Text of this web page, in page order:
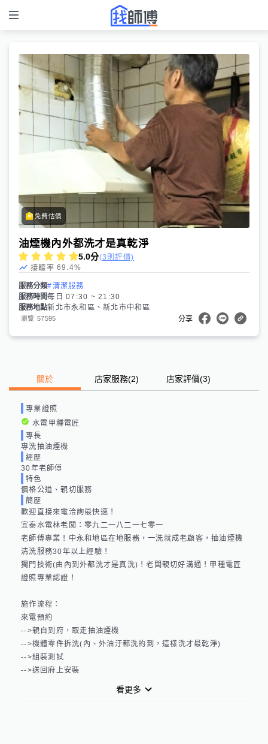
免費估價
油煙機內外都洗才是真乾淨
5.0分(3則評價)
接聽率 69.4%
服務分類#清潔服務
服務時間每日 07:30 ~ 21:30
服務地點新北市永和區、新北市中和區
瀏覽 57595 分享
關於 店家服務(2) 店家評價(3)
專業證照
水電甲種電匠
專長
專洗抽油煙機
經歷
30年老師傅
特色
價格公道、親切服務
簡歷
歡迎直接來電洽詢最快速！
宜泰水電林老闆：零九二一八二一七零一
老師傅專業！中永和地區在地服務，一洗就成老顧客，抽油煙機
清洗服務30年以上經驗！
獨門技術(由內到外都洗才是真洗)！老闆親切好溝通！甲種電匠
證照專業認證！
施作流程：
來電預約
-->親自到府，取走抽油煙機
-->機體零件拆洗(內、外油汙都洗的到，這樣洗才最乾淨)
-->組裝測試
-->送回府上安裝
看更多